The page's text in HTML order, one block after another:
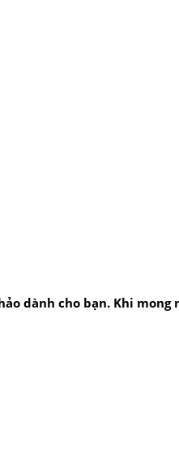
dành cho bạn. Khi